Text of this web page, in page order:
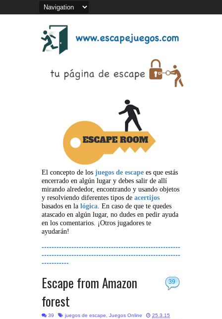
El concepto de los juegos de escape es que estás
encerrado en algún lugar y debes salir de allí
mirando alrededor, encontrando y usando objetos
y resolviendo diferentes tipos de acertijos
basados en la lógica. En caso de que te quedes
atascado en algún lugar, no dudes en pedir ayuda
en los comentarios. ¡Otros jugadores te
ayudarán!
--------------------------------------------------------
--------------------------------------------------------
-----------
39
Escape from Amazon
forest
39 juegos de escape, Juegos Online 25.3.15